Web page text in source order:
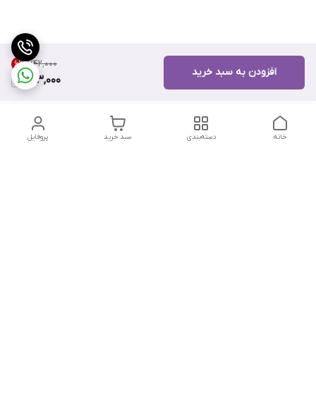
۷۴۲٬۰۰۰ 6%
693,000
افزودن به سبد خرید
پروفایل سبد خرید دسته‌بندی خانه